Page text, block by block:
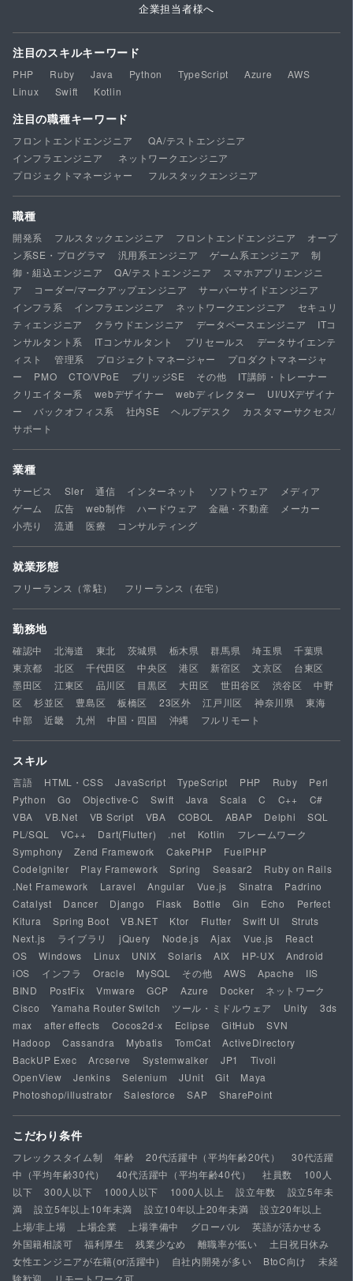
企業担当者様へ
注目のスキルキーワード
PHP Ruby Java Python TypeScript Azure
AWS
Linux
Swift Kotlin
注目の職種キーワード
フロントエンドエンジニア
QA/テストエンジニア
インフラエンジニア
ネットワークエンジニア
プロジェクトマネージャー
フルスタックエンジニア
職種
開発系 フルスタックエンジニア フロントエンドエンジニア
オープ
ン系SE・プログラマ
汎用系エンジニア ゲーム系エンジニア
制
御・組込エンジニア
QA/テストエンジニア
スマホアプリエンジニ
ア
コーダー/マークアップエンジニア
サーバーサイドエンジニア
インフラ系
インフラエンジニア ネットワークエンジニア
セキュリ
ティエンジニア
クラウドエンジニア データベースエンジニア
ITコ
ンサルタント系
ITコンサルタント プリセールス
データサイエンテ
ィスト
管理系 プロジェクトマネージャー
プロダクトマネージャ
ー
PMO CTO/VPoE ブリッジSE その他
IT講師・トレーナー
クリエイター系
webデザイナー webディレクター
UI/UXデザイナ
ー
バックオフィス系 社内SE ヘルプデスク
カスタマーサクセス/
サポート
業種
サービス SIer 通信 インターネット ソフトウェア
メディア
ゲーム
広告 web制作 ハードウェア 金融・不動産
メーカー
小売り
流通 医療 コンサルティング
就業形態
フリーランス（常駐） フリーランス（在宅）
勤務地
確認中 北海道 東北 茨城県 栃木県 群馬県 埼玉県
千葉県
東京都
北区 千代田区 中央区 港区 新宿区 文京区
台東区
墨田区
江東区 品川区 目黒区 大田区 世田谷区 渋谷区
中野
区
杉並区 豊島区 板橋区 23区外 江戸川区 神奈川県
東海
中部
近畿 九州 中国・四国 沖縄 フルリモート
スキル
言語 HTML・CSS JavaScript TypeScript PHP Ruby
Perl
Python
Go Objective-C Swift Java Scala C C++
C#
VBA
VB.Net VB Script VBA COBOL ABAP Delphi
SQL
PL/SQL
VC++ Dart(Flutter) .net Kotlin
フレームワーク
Symphony
Zend Framework CakePHP
FuelPHP
CodeIgniter
Play Framework Spring Seasar2
Ruby on Rails
.Net Framework
Laravel Angular Vue.js Sinatra
Padrino
Catalyst
Dancer Django Flask Bottle Gin Echo
Perfect
Kitura
Spring Boot VB.NET Ktor Flutter Swift UI
Struts
Next.js
ライブラリ jQuery Node.js Ajax Vue.js
React
OS
Windows Linux UNIX Solaris AIX HP-UX
Android
iOS
インフラ Oracle MySQL その他 AWS Apache
IIS
BIND
PostFix Vmware GCP Azure Docker
ネットワーク
Cisco
Yamaha Router Switch ツール・ミドルウェア Unity
3ds
max
after effects Cocos2d-x Eclipse GitHub
SVN
Hadoop
Cassandra Mybatis TomCat
ActiveDirectory
BackUP Exec
Arcserve Systemwalker JP1
Tivoli
OpenView
Jenkins Selenium JUnit Git
Maya
Photoshop/illustrator
Salesforce SAP SharePoint
こだわり条件
フレックスタイム制 年齢 20代活躍中（平均年齢20代）
30代活躍
中（平均年齢30代）
40代活躍中（平均年齢40代） 社員数
100人
以下
300人以下 1000人以下 1000人以上 設立年数
設立5年未
満
設立5年以上10年未満 設立10年以上20年未満
設立20年以上
上場/非上場
上場企業 上場準備中 グローバル
英語が活かせる
外国籍相談可
福利厚生 残業少なめ 離職率が低い
土日祝日休み
女性エンジニアが在籍(or活躍中)
自社内開発が多い BtoC向け
未経